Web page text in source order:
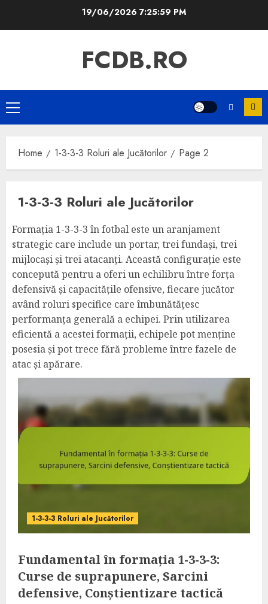
19/06/2026 7:26:00 PM
FCDB.RO
Primary
Menu
Home 1-3-3-3 Roluri ale Jucătorilor Page 2
1-3-3-3 Roluri ale Jucătorilor
Formația 1-3-3-3 în fotbal este un aranjament
strategic care include un portar, trei fundași, trei
mijlocași și trei atacanți. Această configurație este
concepută pentru a oferi un echilibru între forța
defensivă și capacitățile ofensive, fiecare jucător
având roluri specifice care îmbunătățesc
performanța generală a echipei. Prin utilizarea
eficientă a acestei formații, echipele pot menține
posesia și pot trece fără probleme între fazele de
atac și apărare.
1-3-3-3 Roluri ale Jucătorilor
Fundamental în formația 1-3-3-3:
Curse de suprapunere, Sarcini
defensive, Conștientizare tactică